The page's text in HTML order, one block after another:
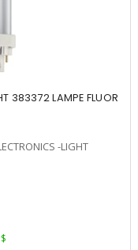
383372 LAMPE FLUOR
-LIGHT